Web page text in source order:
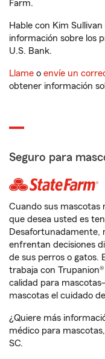
Farm.
Hable con Kim
información sobre los
U.S. Bank.
Llame o envíe un
obtener información
Seguro para
Cuando sus mascotas
que desea usted es
Desafortunadamente,
enfrentan decisiones
de sus perros o gatos.
trabaja con
calidad para
mascotas el cuidado
¿Quiere más
médico para
SC.